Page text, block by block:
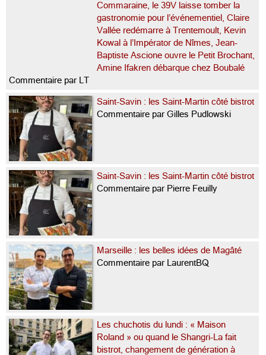
Commaraine, le 39V laisse tomber la
gastronomie pour l’événementiel, Claire
Vallée redémarre à Trentemoult, Kevin
Kowal à l’Impérator de Nîmes, Jean-
Baptiste Ascione ouvre le Petit Brochant,
Amine Ifakren débarque chez Boubalé
Commentaire par LT
Saint-Savin : les Saint-Martin côté bistrot
Commentaire par Gilles Pudlowski
Saint-Savin : les Saint-Martin côté bistrot
Commentaire par Pierre Feuilly
Marseille : les belles idées de Magâté
Commentaire par LaurentBQ
Les chuchotis du lundi : « Maison
Roland » ou quand le Shangri-La fait
bistrot, changement de génération à